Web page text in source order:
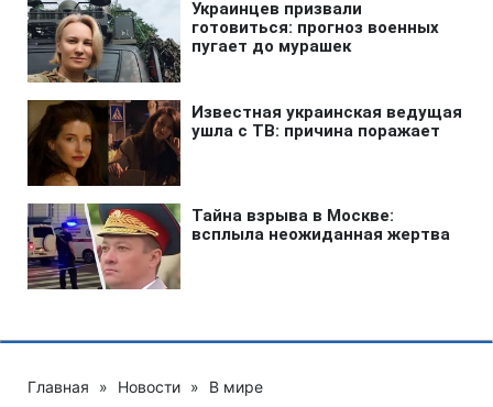
Главная » Новости » В мире